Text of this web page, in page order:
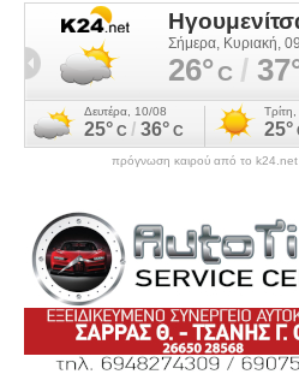
πρόγνωση καιρού από το k24.net